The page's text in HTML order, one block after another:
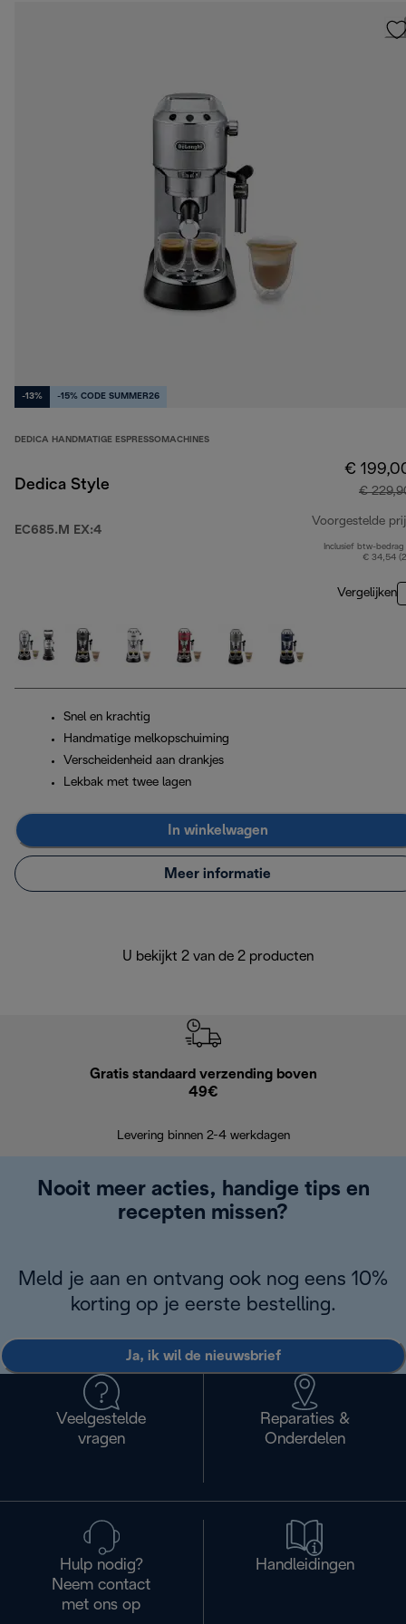
-13% -15% CODE SUMMER26
DEDICA HANDMATIGE ESPRESSOMACHINES
Dedica Style
EC685.M EX:4
€
€
Voorgestelde
Inclusief btw-bedrag
€ 34,54
Vergelijken
Snel en krachtig
Handmatige melkopschuiming
Verscheidenheid aan drankjes
Lekbak met twee lagen
In winkelwagen
Meer informatie
U bekijkt 2 van de 2 producten
Gratis standaard verzending boven
49€
Levering binnen 2-4 werkdagen
Nooit meer acties, handige tips en
recepten missen?
Meld je aan en ontvang ook nog eens 10%
korting op je eerste bestelling.
Ja, ik wil de nieuwsbrief
Veelgestelde
vragen
Reparaties &
Onderdelen
Hulp nodig?
Neem contact
met ons op
Handleidingen